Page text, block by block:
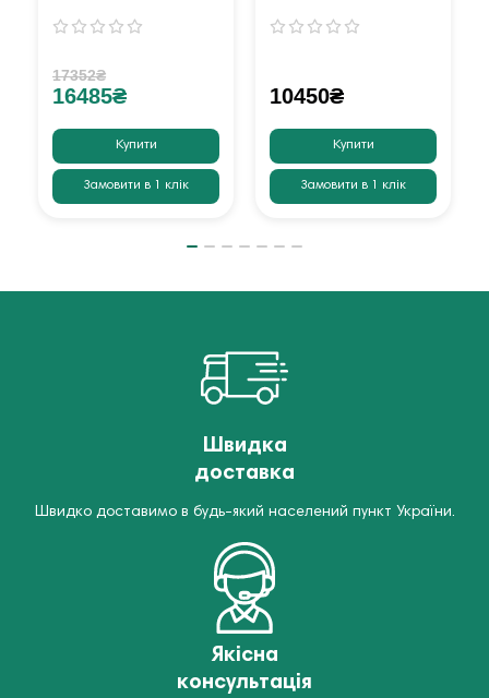
17352₴
16485₴
Купити
Замовити в 1 клік
10450₴
Купити
Замовити в 1 клік
Швидка
доставка
Швидко доставимо в будь-який населений пункт України.
Якісна
консультація